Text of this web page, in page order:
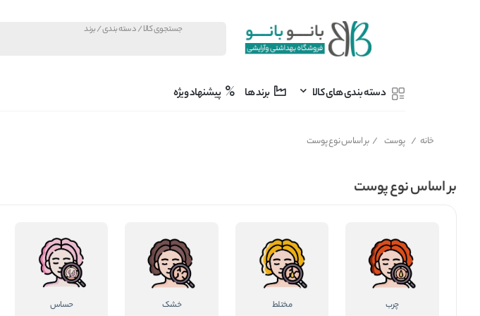
دسته بندی های کالا برند ها پیشنهاد ویژه
خانه / پوست / بر اساس نوع پوست
بر اساس نوع پوست
چرب مختلط خشک حساس